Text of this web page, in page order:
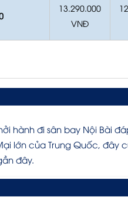
13.290.000
VNĐ
hành đi sân bay Nội Bài
lớn của Trung Quốc,
đây.